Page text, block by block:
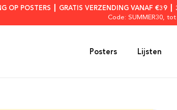
OP POSTERS ┃ GRATIS VERZENDING VANAF €39
Code: SUMMER30, tot
Posters Lijsten